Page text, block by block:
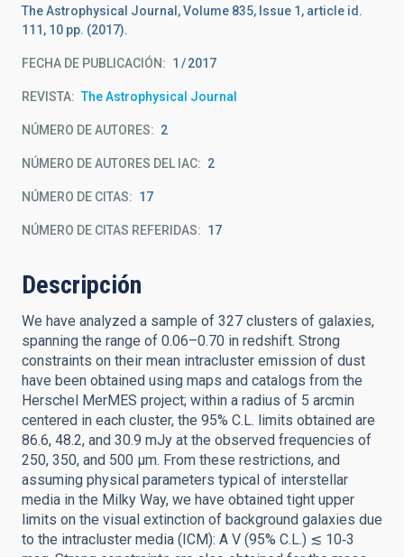
The Astrophysical Journal, Volume 835, Issue 1, article id.
111, 10 pp. (2017).
FECHA DE PUBLICACIÓN: 1 2017
REVISTA The Astrophysical Journal
NÚMERO DE AUTORES 2
NÚMERO DE AUTORES DEL IAC 2
NÚMERO DE CITAS 17
NÚMERO DE CITAS REFERIDAS 17
Descripción
We have analyzed a sample of 327 clusters of galaxies,
spanning the range of 0.06–0.70 in redshift. Strong
constraints on their mean intracluster emission of dust
have been obtained using maps and catalogs from the
Herschel MerMES project; within a radius of 5 arcmin
centered in each cluster, the 95% C.L. limits obtained are
86.6, 48.2, and 30.9 mJy at the observed frequencies of
250, 350, and 500 μm. From these restrictions, and
assuming physical parameters typical of interstellar
media in the Milky Way, we have obtained tight upper
limits on the visual extinction of background galaxies due
to the intracluster media (ICM): A V (95% C.L.) ≲ 10‑3